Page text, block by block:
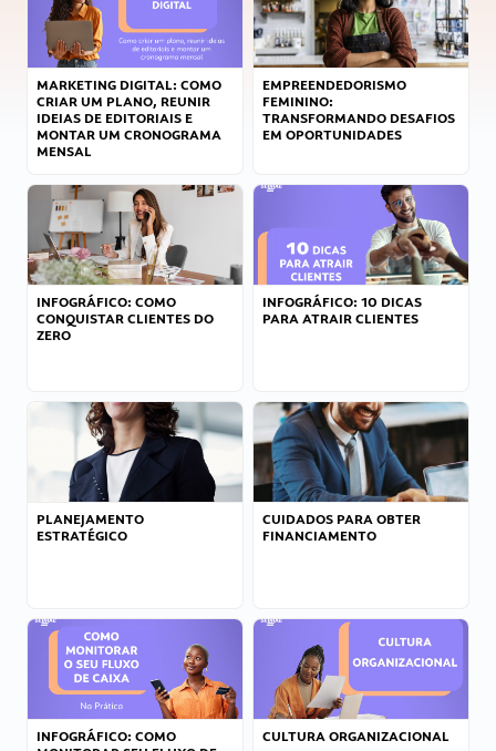
MARKETING DIGITAL: COMO
CRIAR UM PLANO, REUNIR
IDEIAS DE EDITORIAIS E
MONTAR UM CRONOGRAMA
MENSAL
EMPREENDEDORISMO
FEMININO:
TRANSFORMANDO DESAFIOS
EM OPORTUNIDADES
INFOGRÁFICO: COMO
CONQUISTAR CLIENTES DO
ZERO
INFOGRÁFICO: 10 DICAS
PARA ATRAIR CLIENTES
PLANEJAMENTO
ESTRATÉGICO
CUIDADOS PARA OBTER
FINANCIAMENTO
INFOGRÁFICO: COMO
CULTURA ORGANIZACIONAL